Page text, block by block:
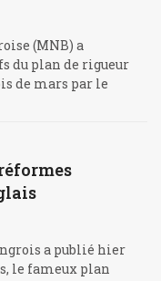
(MNB) a
du plan de rigueur
de mars par le
a publié hier
le fameux plan